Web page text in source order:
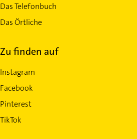
Das Telefonbuch
Das Örtliche
Zu finden auf
Instagram
Facebook
Pinterest
TikTok